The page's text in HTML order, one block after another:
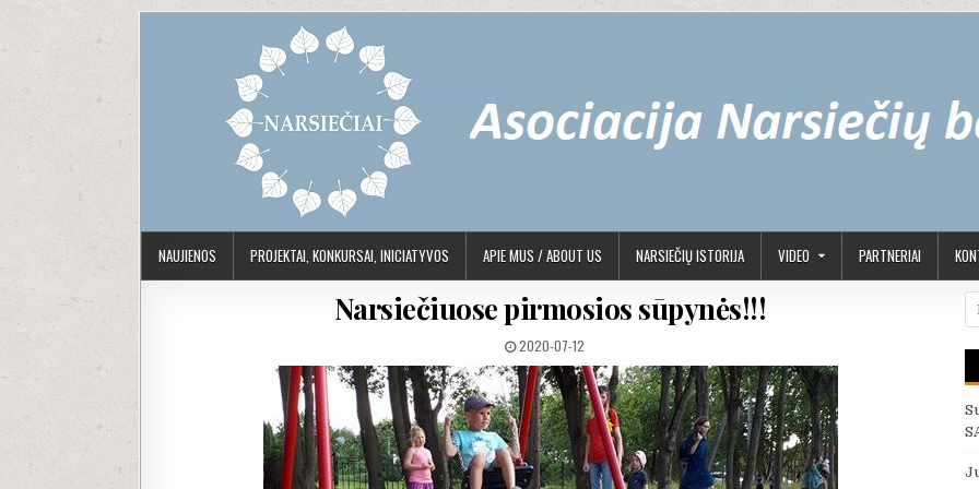
NAUJIENOS PROJEKTAI, KONKURSAI, INICIATYVOS APIE MUS / ABOUT US NARSIEČIŲ ISTORIJA VIDEO PARTNERIAI
Narsiečiuose pirmosios sūpynės!!!
PUBLISHED DATE:
2020-07-12